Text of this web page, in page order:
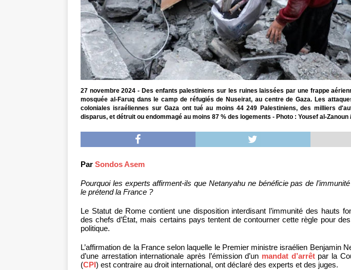
27 novembre 2024 - Des enfants palestiniens sur les ruines laissées par une frappe
mosquée al-Faruq dans le camp de réfugiés de Nuseirat, au centre de Gaza. Les
coloniales israéliennes sur Gaza ont tué au moins 44 249 Palestiniens, des milliers
disparus, et détruit ou endommagé au moins 87 % des logements - Photo : Yousef al-
Par Sondos Asem
Pourquoi les experts affirment-ils que Netanyahu ne bénéficie pas de
le prétend la France ?
Le Statut de Rome contient une disposition interdisant l’immunité des hauts
des chefs d’État, mais certains pays tentent de contourner cette règle pour
politique.
L’affirmation de la France selon laquelle le Premier ministre israélien Benjamin
d’une arrestation internationale après l’émission d’un mandat d’arrêtpar la
(CPI) est contraire au droit international, ont déclaré des experts et des juges.